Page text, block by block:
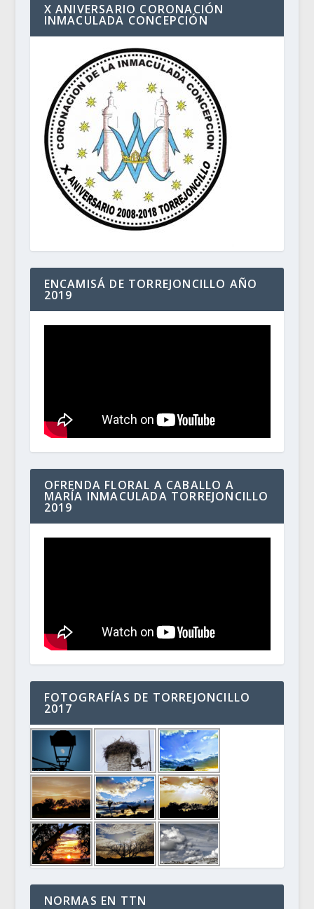
X ANIVERSARIO CORONACIÓN
INMACULADA CONCEPCIÓN
ENCAMISÁ DE TORREJONCILLO AÑO
2019
OFRENDA FLORAL A CABALLO A
MARÍA INMACULADA TORREJONCILLO
2019
FOTOGRAFÍAS DE TORREJONCILLO
2017
NORMAS EN TTN